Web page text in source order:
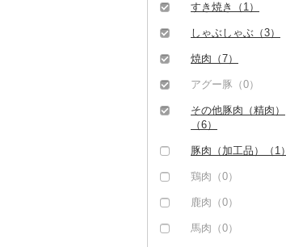
すき焼き（1）
しゃぶしゃぶ（3）
焼肉（7）
アグー豚（0）
その他豚肉（精肉）
（6）
豚肉（加工品）（1）
ハンバーグ（0）
もつ鍋（0）
ハム（0）
鶏肉（0）
鹿肉（0）
馬肉（0）